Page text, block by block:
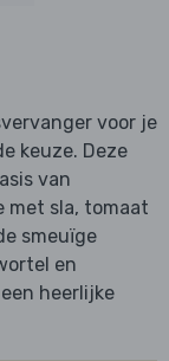
voor je
keuze. Deze
van
met sla, tomaat
smeuïge
en
heerlijke